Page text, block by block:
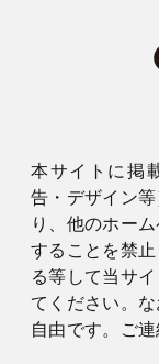
本サイトに掲
告・デザイン
り、他のホー
することを禁
る等して当サ
てください。
自由です。ご